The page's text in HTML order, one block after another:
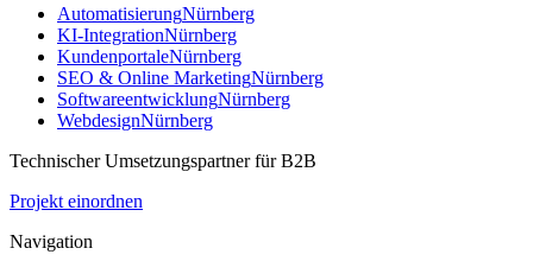
AutomatisierungNürnberg
KI-IntegrationNürnberg
KundenportaleNürnberg
SEO & Online MarketingNürnberg
SoftwareentwicklungNürnberg
WebdesignNürnberg
Technischer Umsetzungspartner für B2B
Projekt einordnen
Navigation